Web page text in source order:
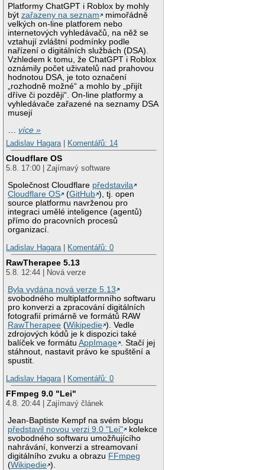
Platformy ChatGPT i Roblox by mohly
býtzařazeny na seznam
mimořádně
velkých on-line platforem nebo
internetových vyhledávačů, na něž se
vztahují zvláštní podmínky podle
nařízení o digitálních službách (DSA).
Vzhledem k tomu, že ChatGPT i Roblox
oznámily počet uživatelů nad prahovou
hodnotou DSA, je toto označení
„rozhodně možné“ a mohlo by „přijít
dříve či později“. On-line platformy a
vyhledávače zařazené na seznamy DSA
musejí
…více »
Ladislav Hagara | Komentářů: 14
Cloudflare OS
5.8. 17:00 | Zajímavý software
Společnost Cloudflare představila
Cloudflare OS
(GitHub ), tj. open
source platformu navrženou pro
integraci umělé inteligence (agentů)
přímo do pracovních procesů
organizací.
Ladislav Hagara | Komentářů: 0
RawTherapee 5.13
5.8. 12:44 | Nová verze
Byla vydána nová verze 5.13
svobodného multiplatformního softwaru
pro konverzi a zpracování digitálních
fotografií primárně ve formátů RAW
RawTherapee (Wikipedie ). Vedle
zdrojových kódů je k dispozici také
balíček ve formátuAppImage
. Stačí jej
stáhnout, nastavit právo ke spuštění a
spustit.
Ladislav Hagara | Komentářů: 0
FFmpeg 9.0 "Lei"
4.8. 20:44 | Zajímavý článek
Jean-Baptiste Kempf na svém blogu
představil novou verzi 9.0 "Lei"
kolekce
svobodného softwaru umožňujícího
nahrávání, konverzi a streamovaní
digitálního zvuku a obrazu FFmpeg
(Wikipedie ).